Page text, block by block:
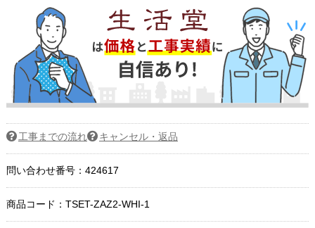
工事までの流れ キャンセル・返品
問い合わせ番号：424617
商品コード： TSET-ZAZ2-WHI-1